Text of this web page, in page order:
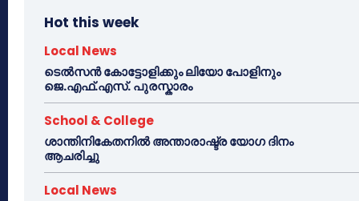
Hot this week
Local News
ടെൽസൻ കോട്ടോളിക്കും ലിയോ പോളിനും
ജെ.എഫ്.എസ്. പുരസ്കാരം
School & College
ശാന്തിനികേതനിൽ അന്താരാഷ്ട്ര യോഗ ദിനം
ആചരിച്ചു
Local News